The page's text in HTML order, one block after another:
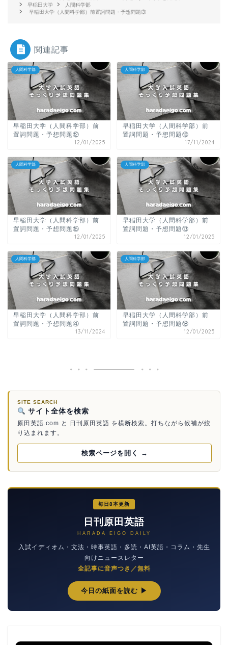
早稲田大学
人間科学部
早稲田大学（人間科学部）前置詞問題・予想問題③
関連記事
人間科学部
早稲田大学（人間科学部）前
置詞問題・予想問題⑫
12/01/2025
人間科学部
早稲田大学（人間科学部）前
置詞問題・予想問題⑩
17/11/2024
人間科学部
早稲田大学（人間科学部）前
置詞問題・予想問題⑮
12/01/2025
人間科学部
早稲田大学（人間科学部）前
置詞問題・予想問題⑬
12/01/2025
人間科学部
早稲田大学（人間科学部）前
置詞問題・予想問題④
13/11/2024
人間科学部
早稲田大学（人間科学部）前
置詞問題・予想問題⑱
12/01/2025
SITE SEARCH
サイト全体を検索
原田英語.com と 日刊原田英語 を横断検索。打ちながら候補が絞
り込まれます。
検索ページを開く →
毎日8本更新
日刊原田英語
HARADA EIGO DAILY
入試イディオム・文法・時事英語・多読・AI英語・コラム・先生
向けニュースレター
全記事に音声つき／無料
今日の紙面を読む ▶